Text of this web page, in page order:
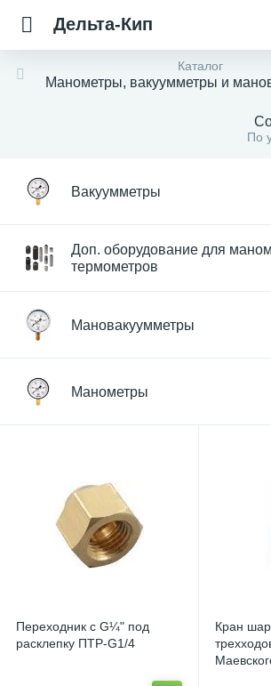
Дельта-Кип
Каталог
Манометры, вакуумметры и
По
Вакуумметры
Доп. оборудование для
термометров
Мановакуумметры
Манометры
Переходник с G¼" под
расклепку ПТР-G1/4
Кран